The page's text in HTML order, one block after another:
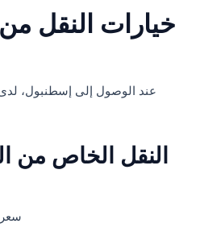
عند الوصول إلى إسطنبول،